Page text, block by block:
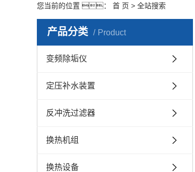
您当前的位置 ： 首 页 > 全站搜索
产品分类 Product
变频除垢仪
定压补水装置
反冲洗过滤器
换热机组
换热设备